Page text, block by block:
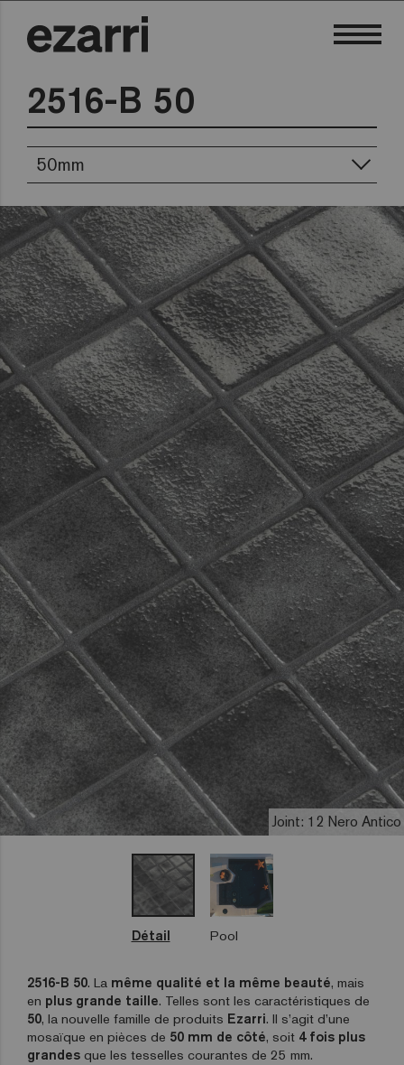
2516-B 50
50mm
Joint: 12 Nero Antico
Détail Pool
2516-B 50. La même qualité et la même beauté, mais
en plus grande taille. Telles sont les caractéristiques de
50, la nouvelle famille de produits Ezarri. Il s’agit d’une
mosaïque en pièces de 50 mm de côté, soit 4 fois plus
grandes que les tesselles courantes de 25 mm.